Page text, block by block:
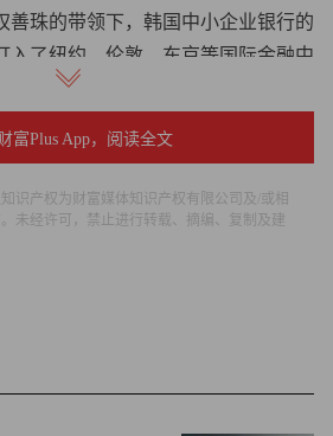
善珠的带领下，韩国中小企业银行的
入了纽约、伦敦、东京等国际金融中
上涨了11%，利润额超过10亿美元。
。虽然她的任期到今年年底就将结束
绩足以使她继续成为下一任CEO的
，53岁
富Plus App，阅读全文
识产权为财富媒体知识产权有限公司及/或相
未经许可，禁止进行转载、摘编、复制及建